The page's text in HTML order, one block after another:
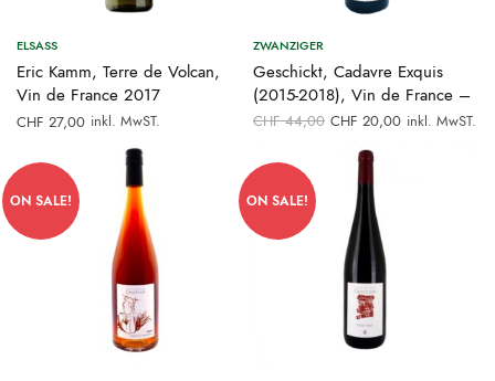
ELSASS
Eric Kamm, Terre de Volcan,
Vin de France 2017
CHF 27,00 inkl. MwST.
ZWANZIGER
Geschickt, Cadavre Exquis
(2015-2018), Vin de France –
CHF44,00 Ursprünglicher
Preis war:
CHF 44,00
CHF 20,00Aktueller
inkl. MwST.
ON SALE! ON SALE!